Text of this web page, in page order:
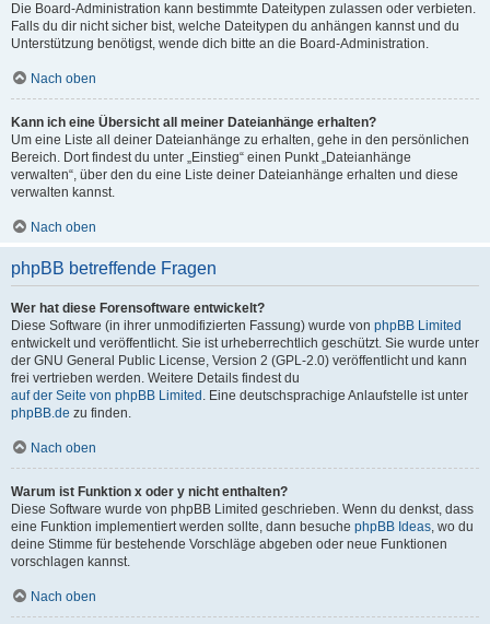
Die Board-Administration kann bestimmte Dateitypen zulassen oder verbieten.
Falls du dir nicht sicher bist, welche Dateitypen du anhängen kannst und du
Unterstützung benötigst, wende dich bitte an die Board-Administration.
Nach oben
Kann ich eine Übersicht all meiner Dateianhänge erhalten?
Um eine Liste all deiner Dateianhänge zu erhalten, gehe in den persönlichen
Bereich. Dort findest du unter „Einstieg“ einen Punkt „Dateianhänge
verwalten“, über den du eine Liste deiner Dateianhänge erhalten und diese
verwalten kannst.
Nach oben
phpBB betreffende Fragen
Wer hat diese Forensoftware entwickelt?
Diese Software (in ihrer unmodifizierten Fassung) wurde von phpBB Limited
entwickelt und veröffentlicht. Sie ist urheberrechtlich geschützt. Sie wurde unter
der GNU General Public License, Version 2 (GPL-2.0) veröffentlicht und kann
frei vertrieben werden. Weitere Details findest du
auf der Seite von phpBB Limited . Eine deutschsprachige Anlaufstelle ist unter
phpBB.de zu finden.
Nach oben
Warum ist Funktion x oder y nicht enthalten?
Diese Software wurde von phpBB Limited geschrieben. Wenn du denkst, dass
eine Funktion implementiert werden sollte, dann besuche phpBB Ideas, wo du
deine Stimme für bestehende Vorschläge abgeben oder neue Funktionen
vorschlagen kannst.
Nach oben